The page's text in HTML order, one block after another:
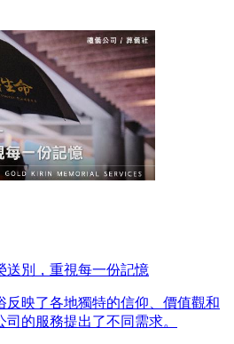
送別，重視每一份記憶
反映了各地獨特的信仰、價值觀和
的服務提出了不同需求。